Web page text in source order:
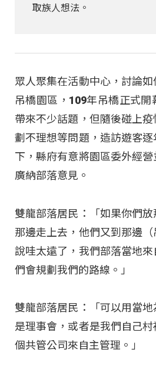
取族人想法。
眾人聚集在活動中心，討論
吊橋園區，109年吊橋正式
帶來不少話題，但隨後碰上
劃不理想等問題，造訪遊客
下，縣府有意將園區委外經
廣納部落意見。
雙龍部落居民：「如果你們
那邊走上去，他們又到那邊
說哇太遠了，我們部落當地
們會規劃我們的路線。」
雙龍部落居民：「可以用當
是理事會，或者是我們自己
個共管公司來自主管理。」